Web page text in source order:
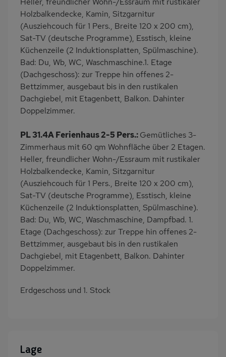
Kaffeemaschine
Holzbalkendecke, Kamin, Sitzgarnitur
(Ausziehcouch für 1 Pers., Breite 120 x 200 cm),
Sat-TV (deutsche Programme), Esstisch, kleine
Küchenzeile (2 Induktionsplatten, Spülmaschine).
Bad: Du, Wb, WC, Waschmaschine.1. Etage
(Dachgeschoss): zur Treppe hin offenes 2-
Bettzimmer, ausgebaut bis in den rustikalen
Dachgiebel, mit Etagenbett, Balkon. Dahinter
Doppelzimmer.
PL 31.4A Ferienhaus 2-5 Pers.:Gemütliches 3-
Zimmerhaus mit 60 qm Wohnfläche über 2 Etagen.
Heller, freundlicher Wohn-/Essraum mit rustikaler
Holzbalkendecke, Kamin, Sitzgarnitur
(Ausziehcouch für 1 Pers., Breite 120 x 200 cm),
Sat-TV (deutsche Programme), Esstisch, kleine
Küchenzeile (2 Induktionsplatten, Spülmaschine).
Bad: Du, Wb, WC, Waschmaschine, Dampfbad. 1.
Etage (Dachgeschoss): zur Treppe hin offenes 2-
Bettzimmer, ausgebaut bis in den rustikalen
Dachgiebel, mit Etagenbett, Balkon. Dahinter
Doppelzimmer.
Erdgeschoss und 1. Stock
Lage